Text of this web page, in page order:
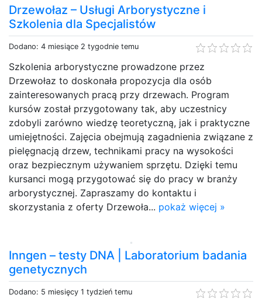
Drzewołaz – Usługi Arborystyczne i
Szkolenia dla Specjalistów
Dodano: 4 miesiące 2 tygodnie temu
Szkolenia arborystyczne prowadzone przez
Drzewołaz to doskonała propozycja dla osób
zainteresowanych pracą przy drzewach. Program
kursów został przygotowany tak, aby uczestnicy
zdobyli zarówno wiedzę teoretyczną, jak i praktyczne
umiejętności. Zajęcia obejmują zagadnienia związane z
pielęgnacją drzew, technikami pracy na wysokości
oraz bezpiecznym używaniem sprzętu. Dzięki temu
kursanci mogą przygotować się do pracy w branży
arborystycznej. Zapraszamy do kontaktu i
skorzystania z oferty Drzewoła... pokaż więcej »
Inngen – testy DNA | Laboratorium badania
genetycznych
Dodano: 5 miesięcy 1 tydzień temu